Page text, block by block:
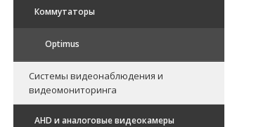
Коммутаторы
Optimus
Системы видеонаблюдения и
видеомониторинга
AHD и аналоговые видеокамеры